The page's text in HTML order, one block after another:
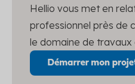
Hellio vous met en
professionnel près de
le domaine de travaux